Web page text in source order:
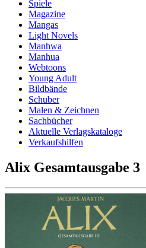
Spiele
Magazine
Mangas
Light Novels
Manhwa
Manhua
Webtoons
Young Adult
Bildbände
Schuber
Malen & Zeichnen
Sachbücher
Aktuelle Verlagskataloge
Verkaufshilfen
Alix Gesamtausgabe 3